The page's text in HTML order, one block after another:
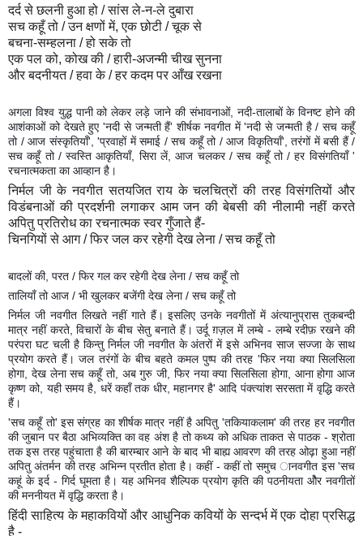
दर्द से छलनी हुआ हो / सांस ले-न-ले दुबारा
सच कहूँ तो / उन क्षणों में, एक छोटी / चूक से
बचना-सम्हलना / हो सके तो
एक पल को, कोख की / हारी-अजन्मी चीख सुनना
और बदनीयत / हवा के / हर कदम पर आँख रखना
अगला विश्व युद्ध पानी को लेकर लड़े जाने की संभावनाओं, नदी-तालाबों के विनष्ट होने की
आशंकाओं को देखते हुए 'नदी से जन्मती हैं' शीर्षक नवगीत में 'नदी से जन्मती है / सच कहूँ
तो / आज संस्कृतियाँ', 'प्रवाहों में समाई / सच कहूँ तो / आज विकृतियाँ', तरंगों में बसी हैं /
सच कहूँ तो / स्वस्ति आकृतियाँ, सिरा लें, आज चलकर / सच कहूँ तो / हर विसंगतियाँ '
रचनात्मकता का आव्हान है।
निर्मल जी के नवगीत सतयजित राय के चलचित्रों की तरह विसंगतियों और
विडंबनाओं की प्रदर्शनी लगाकर आम जन की बेबसी की नीलामी नहीं करते
अपितु प्रतिरोध का रचनात्मक स्वर गुँजाते हैं-
चिनगियों से आग / फिर जल कर रहेगी देख लेना / सच कहूँ तो
बादलों की, परत / फिर गल कर रहेगी देख लेना / सच कहूँ तो
तालियाँ तो आज / भी खुलकर बजेंगी देख लेना / सच कहूँ तो
निर्मल जी नवगीत लिखते नहीं गाते हैं। इसलिए उनके नवगीतों में अंत्यानुप्रास तुकबन्दी
मात्र नहीं करते, विचारों के बीच सेतु बनाते हैं। उर्दू ग़ज़ल में लम्बे - लम्बे रदीफ़ रखने की
परंपरा घट चली है किन्तु निर्मल जी नवगीत के अंतरों में इसे अभिनव साज सज्जा के साथ
प्रयोग करते हैं। जल तरंगों के बीच बहते कमल पुष्प की तरह 'फिर नया क्या सिलसिला
होगा, देख लेना सच कहूँ तो, अब गुरु जी, फिर नया क्या सिलसिला होगा, आना होगा आज
कृष्ण को, यही समय है, धरें कहाँ तक धीर, महानगर है' आदि पंक्त्यांश सरसता में वृद्धि करते
हैं।
'सच कहूँ तो' इस संग्रह का शीर्षक मात्र नहीं है अपितु 'तकियाकलाम' की तरह हर नवगीत
की जुबान पर बैठा अभिव्यक्ति का वह अंश है तो कथ्य को अधिक ताकत से पाठक - श्रोता
तक इस तरह पहुंचाता है की बारम्बार आने के बाद भी बाह्य आवरण की तरह ओढ़ा हुआ नहीं
अपितु अंतर्मन की तरह अभिन्न प्रतीत होता है। कहीं - कहीं तो समुच ानवगीत इस 'सच
कहूं के इर्द - गिर्द घूमता है। यह अभिनव शैल्पिक प्रयोग कृति की पठनीयता औेर नवगीतों
की मननीयत में वृद्धि करता है।
हिंदी साहित्य के महाकवियों और आधुनिक कवियों के सन्दर्भ में एक दोहा प्रसिद्ध
है -